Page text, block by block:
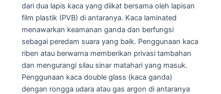
dari dua lapis kaca yang diikat bersama oleh lapisan
film plastik (PVB) di antaranya. Kaca laminated
menawarkan keamanan ganda dan berfungsi
sebagai peredam suara yang baik. Penggunaan kaca
riben atau berwarna memberikan privasi tambahan
dan mengurangi silau sinar matahari yang masuk.
Penggunaan kaca double glass (kaca ganda)
dengan rongga udara atau gas argon di antaranya